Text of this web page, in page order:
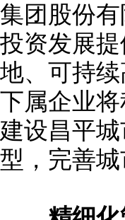
集团股份
投资发展
地、可持
下属企业
建设昌平
型，完善